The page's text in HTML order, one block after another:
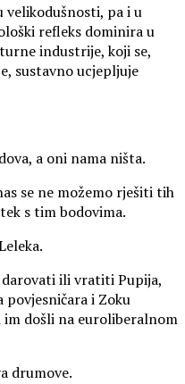
velikodušnosti, pa i u
refleks dominira u
industrije, koji se,
sustavno ucjepljuje
a oni nama ništa.
se ne možemo rješiti tih
s tim bodovima.
darovati ili vratiti Pupija,
povjesničara i Zoku
došli na euroliberalnom
drumove.